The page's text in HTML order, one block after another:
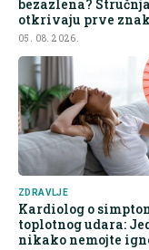
bezazlena?
otkrivaju prve
demencije
05. 08. 2026.
ZDRAVLJE
Kardiolog o
toplotnog udara:
nikako nemojte